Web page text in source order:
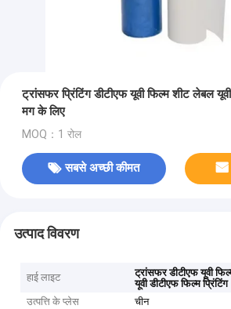
ट्रांसफर प्रिंटिंग डीटीएफ यूवी फिल्म शीट लेबल
मग के लिए
MOQ：1 रोल
सबसे अच्छी कीमत
उत्पाद विवरण
हाई लाइट ट्रांसफर डीटीएफ यूवी
यूवी डीटीएफ फिल्म प्रिंटिंग
उत्पत्ति के प्लेस
चीन